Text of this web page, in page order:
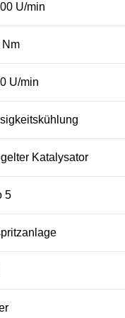
U/min
Nm
U/min
Katalysator
5